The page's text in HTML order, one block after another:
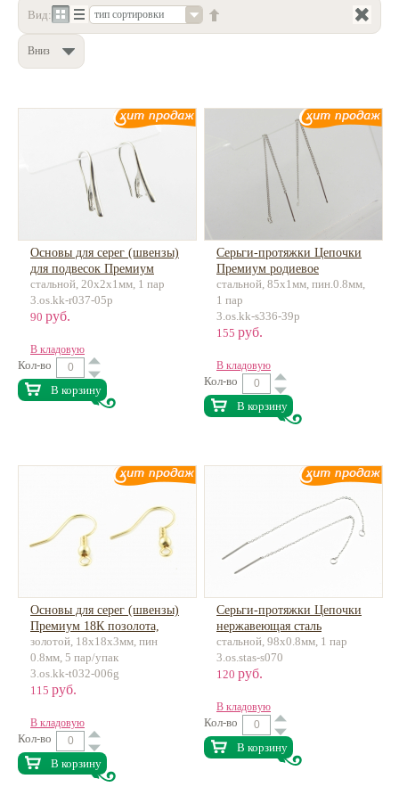
Нетемнеющая фурнитура
Всё для вышивки
Натуральные камни
Новинки!
Фотофорум
Вид: тип сортировки
Вниз
Основы для серег (швензы)
для подвесок Премиум
латунь
стальной, 20х2х1мм, 1 пар
3.os.kk-r037-05p
90 руб.
В кладовую
Кол-во
В корзину
Серьги-протяжки Цепочки
Премиум родиевое
покрытие, латунь, пин -
серебро
стальной, 85х1мм, пин.0.8мм,
1 пар
3.os.kk-s336-39p
155 руб.
В кладовую
Кол-во
В корзину
Основы для серег (швензы)
Премиум 18К позолота,
латунь
золотой, 18х18х3мм, пин
0.8мм, 5 пар/упак
3.os.kk-t032-006g
115 руб.
В кладовую
Кол-во
В корзину
Серьги-протяжки Цепочки
нержавеющая сталь
стальной, 98х0.8мм, 1 пар
3.os.stas-s070
120 руб.
В кладовую
Кол-во
В корзину